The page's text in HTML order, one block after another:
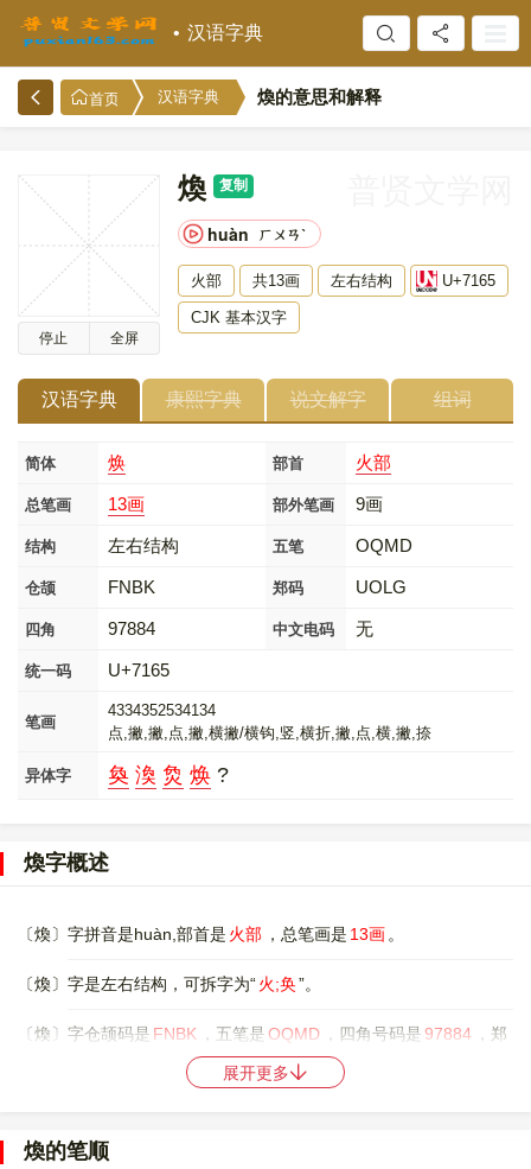
汉语字典
首页 汉语字典 煥的意思和解释
停止 全屏
煥 复制
huàn ㄏㄨㄢˋ
火部 共13画 左右结构 U+7165
CJK 基本汉字
汉语字典 康熙字典 说文解字 组词
简体 焕 部首 火部
总笔画 13画 部外笔画 9画
结构 左右结构 五笔 OQMD
仓颉 FNBK 郑码 UOLG
四角 97884 中文电码 无
统一码 U+7165
笔画
4334352534134
点,撇,撇,点,撇,横撇/横钩,竖,横折,撇,点,横,撇,捺
异体字 奐 渙 烉 焕 ?
煥字概述
〔煥〕字拼音是huàn,部首是 火部 ，总笔画是 13画 。
〔煥〕字是左右结构，可拆字为“火;奂”。
〔煥〕字仓颉码是 FNBK ，五笔是OQMD ，四角号码是97884
，郑
，中文电码是无，。
00007165，UTF-8：E7 85 A5。
展开更多
煥的笔顺